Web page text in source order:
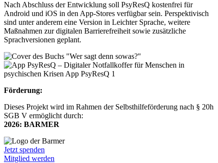
Nach Abschluss der Entwicklung soll PsyResQ kostenfrei für
Android und iOS in den App-Stores verfügbar sein. Perspektivisch
sind unter anderem eine Version in Leichter Sprache, weitere
Maßnahmen zur digitalen Barrierefreiheit sowie zusätzliche
Sprachversionen geplant.
Förderung:
Dieses Projekt wird im Rahmen der Selbsthilfeförderung nach § 20h
SGB V ermöglicht durch:
2026: BARMER
Jetzt spenden
Mitglied werden